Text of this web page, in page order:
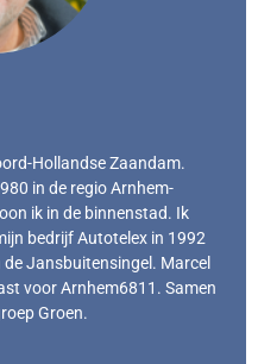
Hollandse Zaandam.
in de regio Arnhem-
ik in de binnenstad. Ik
bedrijf Autotelex in 1992
Jansbuitensingel. Marcel
voor Arnhem6811. Samen
Groen.